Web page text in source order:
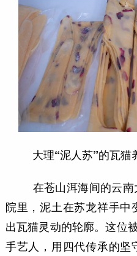
大理“泥人苏”的瓦猫
在苍山洱海间的云南
院里，泥土在苏龙祥手
出瓦猫灵动的轮廓。这位
手艺人，用四代传承的坚